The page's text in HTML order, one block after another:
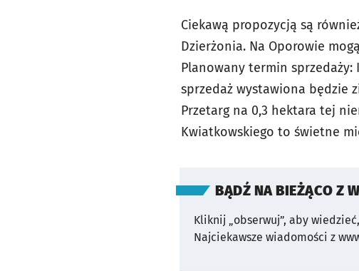
Ciekawą propozycją są
Dzierżonia. Na Oporowie
Planowany termin sprzedaży:
sprzedaż wystawiona będzie
Przetarg na 0,3 hektara tej
Kwiatkowskiego to świetne
BĄDŹ NA BIEŻĄCO Z
Kliknij „obserwuj”, aby
Najciekawsze wiadomości z